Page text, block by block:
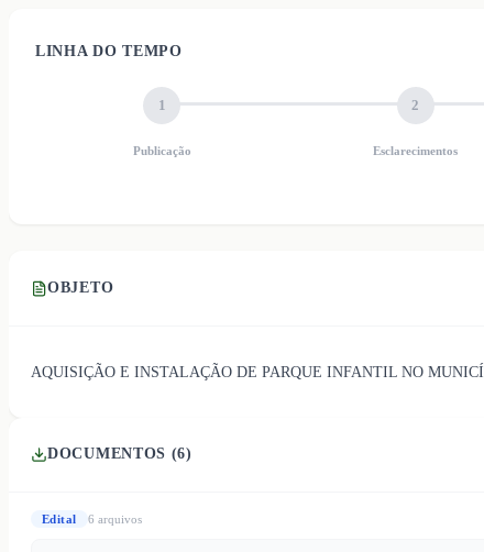
LINHA DO TEMPO
1
Publicação
2
Esclarecimentos
OBJETO
AQUISIÇÃO E INSTALAÇÃO DE PARQUE INFANTIL NO
DOCUMENTOS (6)
Edital 6 arquivos